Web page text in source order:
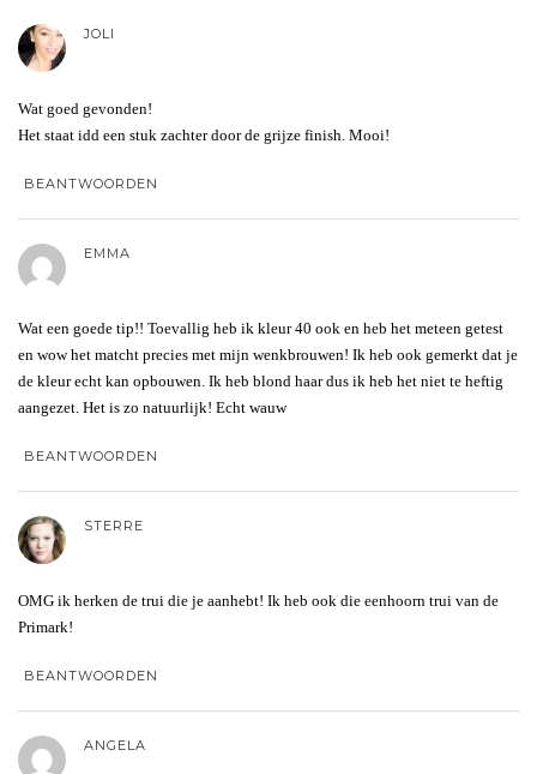
JOLI
Wat goed gevonden!
Het staat idd een stuk zachter door de grijze finish. Mooi!
BEANTWOORDEN
EMMA
Wat een goede tip!! Toevallig heb ik kleur 40 ook en heb het meteen getest
en wow het matcht precies met mijn wenkbrouwen! Ik heb ook gemerkt dat je
de kleur echt kan opbouwen. Ik heb blond haar dus ik heb het niet te heftig
aangezet. Het is zo natuurlijk! Echt wauw
BEANTWOORDEN
STERRE
OMG ik herken de trui die je aanhebt! Ik heb ook die eenhoorn trui van de
Primark!
BEANTWOORDEN
ANGELA